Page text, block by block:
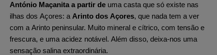
António Maçanita a partir de uma casta que só existe nas
ilhas dos Açores: a Arinto dos Açores, que nada tem a ver
com a Arinto peninsular. Muito mineral e cítrico, com tensão e
frescura, e uma acidez notável. Além disso, deixa-nos uma
sensação salina extraordinária.